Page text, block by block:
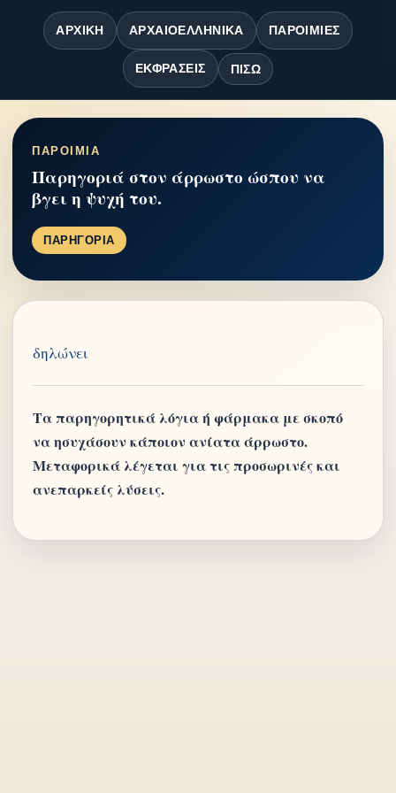
ΑΡΧΙΚΉ ΑΡΧΑΙΟΕΛΛΗΝΙΚΆ ΠΑΡΟΙΜΊΕΣ
ΕΚΦΡΆΣΕΙΣ ΠΊΣΩ
ΠΑΡΟΙΜΙΑ
Παρηγοριά στον άρρωστο ώσπου να
βγει η ψυχή του.
ΠΑΡΗΓΟΡΙΑ
δηλώνει
Τα παρηγορητικά λόγια ή φάρμακα με σκοπό
να ησυχάσουν κάποιον ανίατα άρρωστο.
Μεταφορικά λέγεται για τις προσωρινές και
ανεπαρκείς λύσεις.